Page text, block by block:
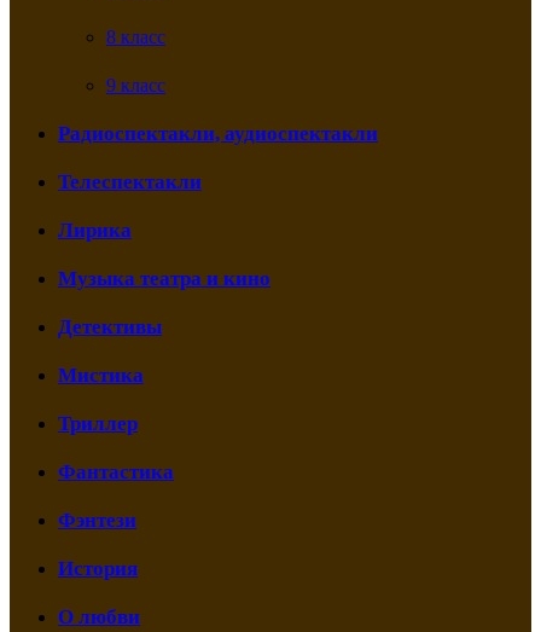
8 класс
9 класс
Радиоспектакли, аудиоспектакли
Телеспектакли
Лирика
Музыка театра и кино
Детективы
Мистика
Триллер
Фантастика
Фэнтези
История
О любви